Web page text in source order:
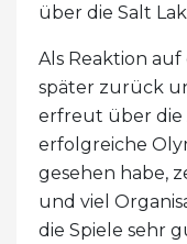
über die Salt
Als Reaktion auf
später zurück
erfreut über die
erfolgreiche
gesehen habe,
und viel
die Spiele sehr